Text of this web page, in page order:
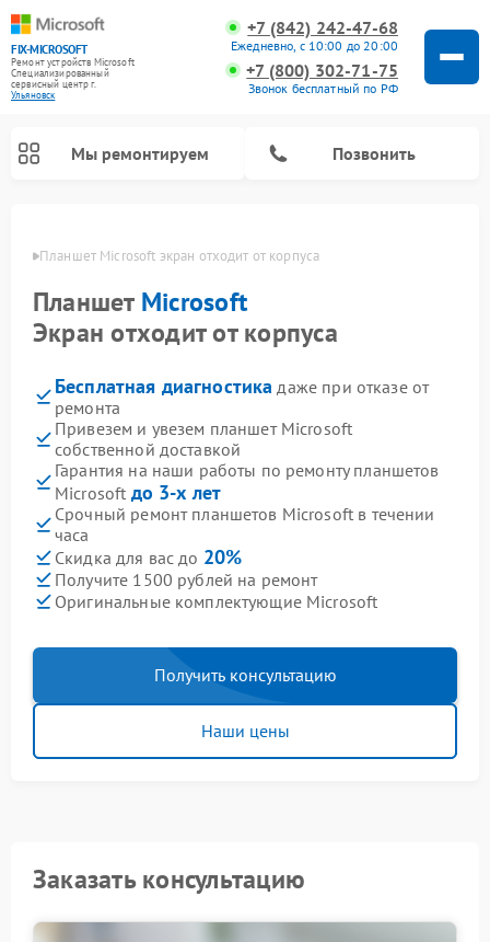
FIX-MICROSOFT
Ремонт устройств Microsoft
Специализированный
cервисный центр г.
Ульяновск
+7 (842) 242-47-68
Ежедневно, с 10:00 до 20:00
+7 (800) 302-71-75
Звонок бесплатный по РФ
Мы ремонтируем Позвонить
Планшет Microsoft экран отходит от корпуса
Планшет Microsoft
Экран отходит от корпуса
Бесплатная диагностика даже при отказе от
ремонта
Привезем и увезем планшет Microsoft
собственной доставкой
Гарантия на наши работы по ремонту планшетов
Microsoft до 3-х лет
Срочный ремонт планшетов Microsoft в течении
часа
Скидка для вас до 20%
Получите 1500 рублей на ремонт
Оригинальные комплектующие Microsoft
Получить консультацию
Наши цены
Заказать консультацию